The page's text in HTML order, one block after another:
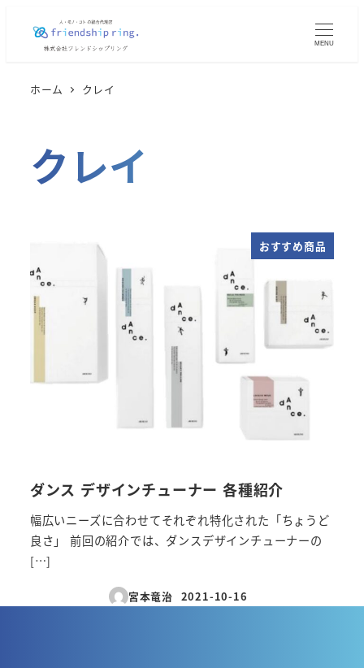
MENU
ホーム クレイ
クレイ
おすすめ商品
ダンス デザインチューナー 各種紹介
幅広いニーズに合わせてそれぞれ特化された「ちょうど
良さ」 前回の紹介では、ダンスデザインチューナーの
[…]
宮本竜治
投稿日
2021-10-16